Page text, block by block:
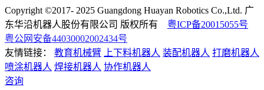
Copyright ©2017- 2025 Guangdong Huayan Robotics Co.,Ltd. 广
东华沿机器人股份有限公司 版权所有 粤ICP备20015055号
粤公网安备44030002002434号
友情链接：
教育机械臂 上下料机器人 装配机器人 打磨机器人
喷涂机器人 焊接机器人 协作机器人
咨询